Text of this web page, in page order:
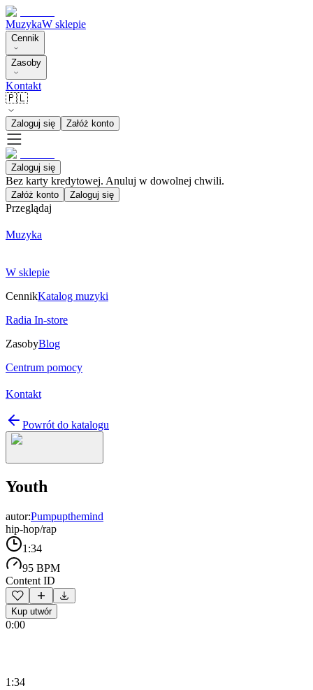
MuzykaW sklepie
Cennik
Zasoby
Kontakt
🇵🇱
Zaloguj się Załóż konto
Zaloguj się
Bez karty kredytowej. Anuluj w dowolnej chwili.
Załóż konto Zaloguj się
Przeglądaj
Muzyka
W sklepie
CennikKatalog muzyki
Radia In-store
ZasobyBlog
Centrum pomocy
Kontakt
Powrót do katalogu
Youth
autor:Pumpupthemind
hip-hop/rap
1:34
95 BPM
Content ID
Kup utwór
0:00
1:34